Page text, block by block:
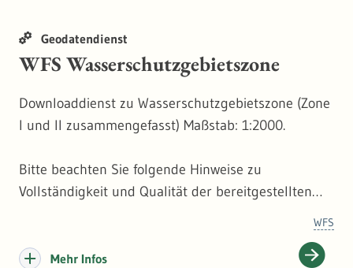
Geodatendienst
WFS Wasserschutzgebietszone
Downloaddienst zu Wasserschutzgebietszone (Zone
I und II zusammengefasst) Maßstab: 1:2000.
Bitte beachten Sie folgende Hinweise zu
Vollständigkeit und Qualität der bereitgestellten
Erfassung von Fachobjekten kommt es vereinzelt zu
nicht validen Geometrien gemäß OGC-Schema-
WFS
Mehr Infos